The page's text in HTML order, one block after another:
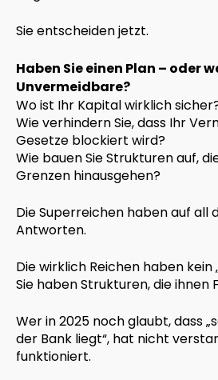
Sie entscheiden jetzt.
Haben Sie einen Plan – oder
Unvermeidbare?
Wo ist Ihr Kapital wirklich
Wie verhindern Sie, dass Ihr
Gesetze blockiert wird?
Wie bauen Sie Strukturen auf,
Grenzen hinausgehen?
Die Superreichen haben auf all
Antworten.
Die wirklich Reichen haben kein
Sie haben Strukturen, die ihnen
Wer in 2025 noch glaubt, dass
der Bank liegt“, hat nicht
funktioniert.